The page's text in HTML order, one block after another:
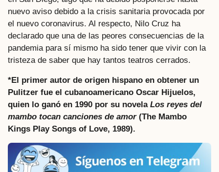
nuevo aviso debido a la crisis sanitaria provocada por
el nuevo coronavirus. Al respecto, Nilo Cruz ha
declarado que una de las peores consecuencias de la
pandemia para sí mismo ha sido tener que vivir con la
tristeza de saber que hay tantos teatros cerrados.
*El primer autor de origen hispano en obtener un
Pulitzer fue el cubanoamericano Oscar Hijuelos,
quien lo ganó en 1990 por su novela Los reyes del
mambo tocan canciones de amor (The Mambo
Kings Play Songs of Love, 1989).